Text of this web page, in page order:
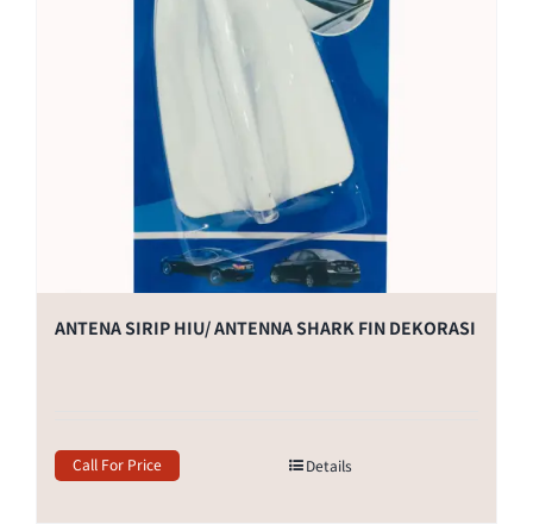
ANTENA SIRIP HIU/ ANTENNA SHARK FIN DEKORASI
Call For Price Details